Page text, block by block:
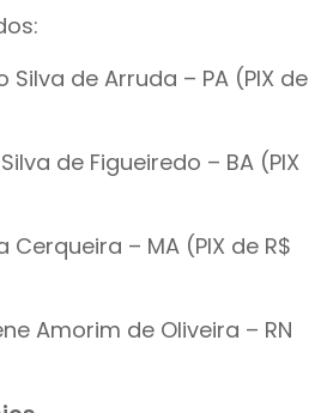
Silva de Arruda – PA (PIX de
de Figueiredo – BA (PIX
Cerqueira – MA (PIX de R$
Amorim de Oliveira – RN